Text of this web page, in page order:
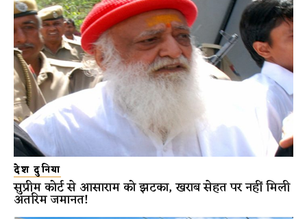
देश दुनिया
सुप्रीम कोर्ट से आसाराम को झटका, खराब सेहत पर नहीं मिली
अंतरिम जमानत!